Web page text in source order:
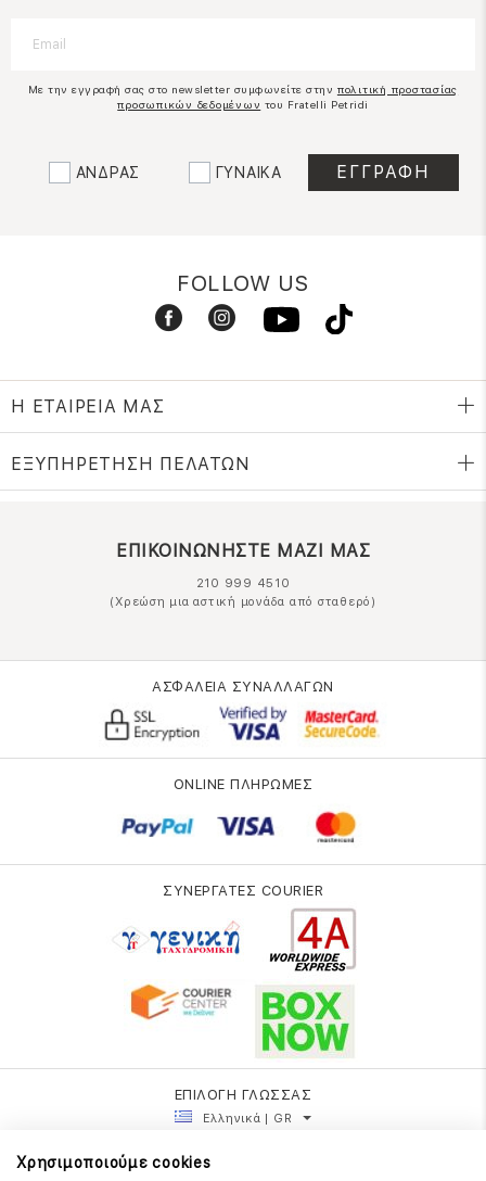
Με την εγγραφή σας στο newsletter συμφωνείτε στην πολιτική προστασίας
προσωπικών δεδομένων του Fratelli Petridi
ΑΝΔΡΑΣ ΓΥΝΑΙΚΑ
FOLLOW US
Η ΕΤΑΙΡΕΙΑ ΜΑΣ
ΕΞΥΠΗΡΕΤΗΣΗ ΠΕΛΑΤΩΝ
ΕΠΙΚΟΙΝΩΝΗΣΤΕ ΜΑΖΙ ΜΑΣ
210 999 4510
(Χρεώση μια αστική μονάδα από σταθερό)
ΑΣΦΑΛΕΙΑ ΣΥΝΑΛΛΑΓΩΝ
ONLINE ΠΛΗΡΩΜΕΣ
ΣΥΝΕΡΓΑΤΕΣ COURIER
ΕΠΙΛΟΓΗ ΓΛΩΣΣΑΣ
Ελληνικά | GR
Χρησιμοποιούμε cookies